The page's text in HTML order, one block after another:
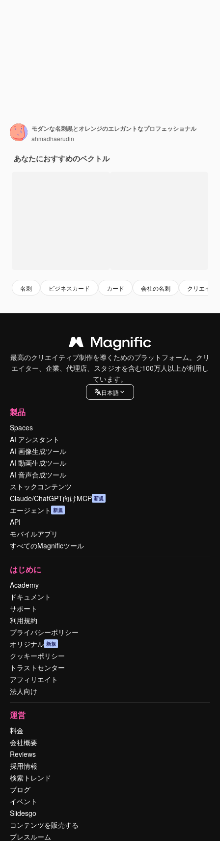
モダンな名刺黒とオレンジのエレガントなプロフェッショナル
ahmadhaerudin
あなたにおすすめのベクトル
名刺 ビジネスカード カード 会社の名刺 クリエイテ
最高のクリエイティブ制作を導くためのプラットフォーム。クリ
エイター、企業、代理店、スタジオを含む100万人以上が利用し
ています。
日本語
製品
Spaces
AI アシスタント
AI 画像生成ツール
AI 動画生成ツール
AI 音声合成ツール
ストックコンテンツ
Claude/ChatGPT向けMCP 新規
エージェント 新規
API
モバイルアプリ
すべてのMagnificツール
はじめに
Academy
ドキュメント
サポート
利用規約
プライバシーポリシー
オリジナル 新規
クッキーポリシー
トラストセンター
アフィリエイト
法人向け
運営
料金
会社概要
Reviews
採用情報
検索トレンド
ブログ
イベント
Slidesgo
コンテンツを販売する
プレスルーム